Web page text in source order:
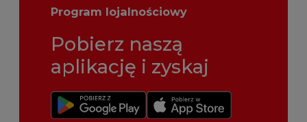
Program lojalnościowy
Pobierz naszą
aplikację i zyskaj